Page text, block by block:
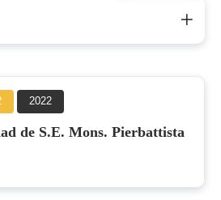
2022
de S.E. Mons. Pierbattista